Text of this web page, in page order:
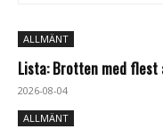
ALLMÄNT
Lista: Brotten med flest
2026-08-04
ALLMÄNT